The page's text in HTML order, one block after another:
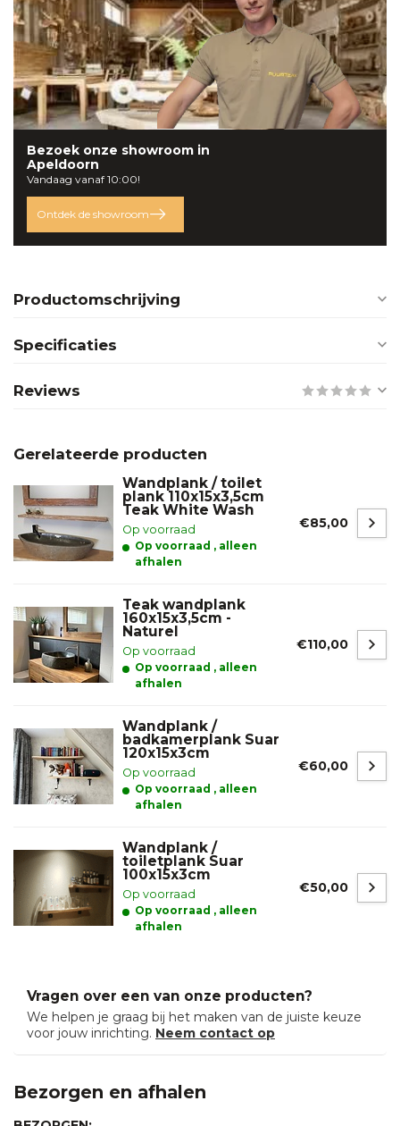
Bezoek onze showroom in
Apeldoorn
Vandaag vanaf 10:00!
Ontdek de showroom
Productomschrijving
Specificaties
Reviews
Gerelateerde producten
Wandplank / toilet
plank 110x15x3,5cm
Teak White Wash
Op voorraad
Op voorraad , alleen
afhalen
€85,00
Teak wandplank
160x15x3,5cm -
Naturel
Op voorraad
Op voorraad , alleen
afhalen
€110,00
Wandplank /
badkamerplank Suar
120x15x3cm
Op voorraad
Op voorraad , alleen
afhalen
€60,00
Wandplank /
toiletplank Suar
100x15x3cm
Op voorraad
Op voorraad , alleen
afhalen
€50,00
Vragen over een van onze producten?
We helpen je graag bij het maken van de juiste keuze
voor jouw inrichting. Neem contact op
Bezorgen en afhalen